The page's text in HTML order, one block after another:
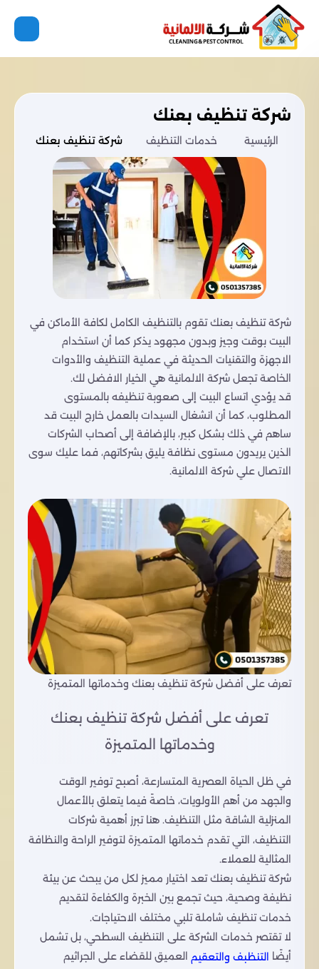
شركة تنظيف بعنك
الرئيسية خدمات التنظيف شركة تنظيف بعنك
شركة تنظيف بعنك تقوم بالتنظيف الكامل لكافة الأماكن في
البيت بوقت وجيز وبدون مجهود يذكر كما أن استخدام
الاجهزة والتقنيات الحديثة في عملية التنظيف والأدوات
الخاصة تجعل شركة الالمانية هي الخيار الافضل لك.
قد يؤدي اتساع البيت إلى صعوبة تنظيفه بالمستوى
المطلوب، كما أن انشغال السيدات بالعمل خارج البيت قد
ساهم في ذلك بشكل كبير، بالإضافة إلى أصحاب الشركات
الذين يريدون مستوى نظافة يليق بشركاتهم، فما عليك سوى
الاتصال علي شركة الالمانية.
تعرف على أفضل شركة تنظيف بعنك وخدماتها المتميزة
تعرف على أفضل شركة تنظيف بعنك
وخدماتها المتميزة
في ظل الحياة العصرية المتسارعة، أصبح توفير الوقت
والجهد من أهم الأولويات، خاصةً فيما يتعلق بالأعمال
المنزلية الشاقة مثل التنظيف. هنا تبرز أهمية شركات
التنظيف، التي تقدم خدماتها المتميزة لتوفير الراحة والنظافة
المثالية للعملاء.
شركة تنظيف بعنك تعد اختيار مميز لكل من يبحث عن بيئة
نظيفة وصحية، حيث تجمع بين الخبرة والكفاءة لتقديم
خدمات تنظيف شاملة تلبي مختلف الاحتياجات.
لا تقتصر خدمات الشركة على التنظيف السطحي، بل تشمل
أيضًا التنظبف والتعقيم العميق للقضاء على الجراثيم